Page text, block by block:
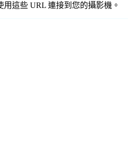
這些 URL 連接到您的攝影機。